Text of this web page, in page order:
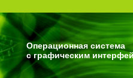
Операционная система
с графическим